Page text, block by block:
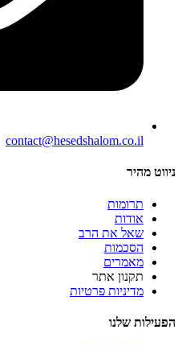
contact@hesedshalom.co.il
ניווט מהיר
תרומות
אודות
שאל את הרב
הסכמות
מאמרים
תקנון אתר
מדיניות פרטיות
הפעילות שלנו